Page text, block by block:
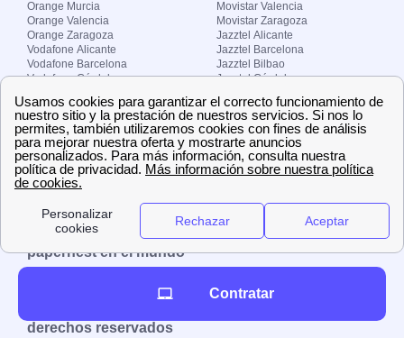
Orange Murcia
Orange Valencia
Orange Zaragoza
Vodafone Alicante
Vodafone Barcelona
Vodafone Córdoba
Vodafone Madrid
Vodafone Murcia
Vodafone Valencia
Movistar Valencia
Movistar Zaragoza
Jazztel Alicante
Jazztel Barcelona
Jazztel Bilbao
Jazztel Córdoba
Jazztel Málaga
Jazztel Valencia
Jazztel Zaragoza
Sobre Zona-internet.com
¿Quiénes somos?
El grupo papernest
Aviso legal Nuestras ofertas de trabajo
papernest en el mundo
Reino Unido
derechos reservados
Contratar